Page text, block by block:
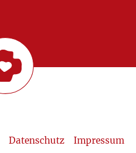
Datenschutz Impressum